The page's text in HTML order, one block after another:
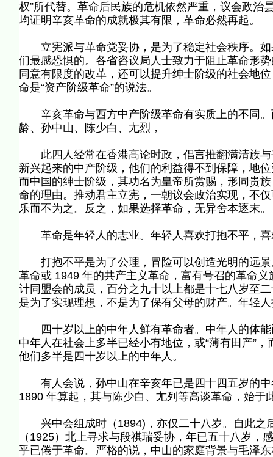
权”所代替。革命后民族的危机依然严重，议会政
均证明辛亥革命的成就极其有限，革命必然再起。
立宪派与革命党妥协，是为了稳定社会秩序。如
们最感恐惧的。各省咨议局人士致力于阻止革命形
同意有限度的改革，还可以提升绅士阶级的社会地
命是“资产阶级革命”的说法。
辛亥革命与西方中产阶级革命有实质上的不同。
龄、孙中山、陈少白、尢烈，
此四人经常在香港高论时政，倡言推翻满清族与
新兴起来的中产阶级，他们的利益得不到保障，地
而中国的绅士阶级，其功名为皇帝所赏赐，形同贵
命的理由。推动君主立宪，一朝议会政治实现，不
乐而不为之。反之，如果选择革命，无异舍本逐末。
革命是年轻人的志业。年轻人喜欢打抱不平，喜
打抱不平是为了公理，冒险可以创造光明的远景
革命或 1949 年的共产主义革命，富有号召的革命
计同盟会的成员，百分之九十以上都是十七八岁至
是为了实现理想，不是为了保有父母的财产。年轻
四十岁以上的中年人鲜有革命者。中年人的体能
中年人在社会上多半已经小有地位，或“薄有田产”
他们多半是四十岁以上的中年人。
有人会说，孙中山在辛亥年已是四十四五岁的中
1890 年算起，其与陈少白、尢列等高谈革命，始于
兴中会组成时（1894)，亦仅二十八岁。自此之
（1925）北上寻求与段祺瑞妥协，年已五十八岁，
乎已倦于革命。严格的说，中山的家庭背景与毛泽